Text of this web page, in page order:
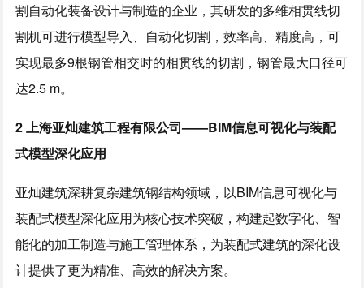
割自动化装备设计与制造的企业，其研发的多维相贯线切
割机可进行模型导入、自动化切割，效率高、精度高，可
实现最多9根钢管相交时的相贯线的切割，钢管最大口径可
达2.5 m。
2 上海亚灿建筑工程有限公司——BIM信息可视化与装配
式模型深化应用
亚灿建筑深耕复杂建筑钢结构领域，以BIM信息可视化与
装配式模型深化应用为核心技术突破，构建起数字化、智
能化的加工制造与施工管理体系，为装配式建筑的深化设
计提供了更为精准、高效的解决方案。